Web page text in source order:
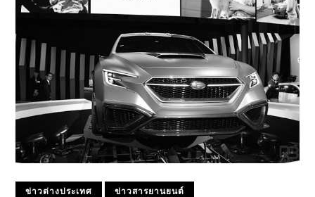
ข่าวต่างประเทศ ข่าวสารยานยนต์